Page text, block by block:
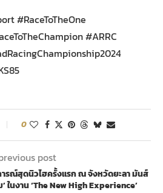
#RaceToTheOne
#ARRC
0
post
รณ์สุดนิวไฮครั้งแรก ณ จังหวัดยะลา มันส์
ในงาน ‘The New High Experience’